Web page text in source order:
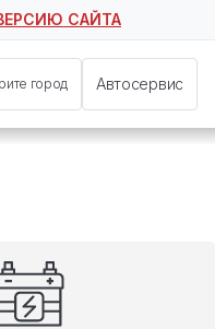
САЙТА
город Автосервис